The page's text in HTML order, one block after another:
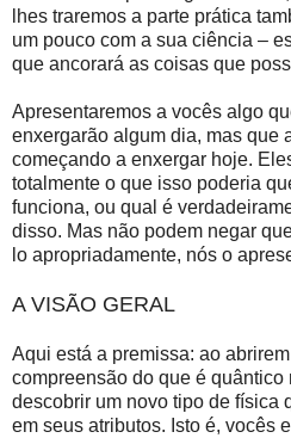
lhes traremos a parte prática
um pouco com a sua ciência –
que ancorará as coisas que
Apresentaremos a vocês algo
enxergarão algum dia, mas que
começando a enxergar hoje.
totalmente o que isso poderia
funciona, ou qual é
disso. Mas não podem negar
lo apropriadamente, nós o
A VISÃO GERAL
Aqui está a premissa: ao
compreensão do que é
descobrir um novo tipo de física
em seus atributos. Isto é, vocês